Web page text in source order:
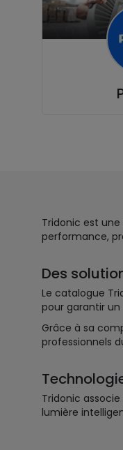
Tridonic est
performance,
Des
Le catalogue
pour garantir
Grâce à sa
professionnels
Tridonic
lumière